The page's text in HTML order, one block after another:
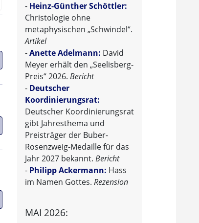
- Heinz-Günther Schöttler:
Christologie ohne
metaphysischen „Schwindel“.
Artikel
-Anette Adelmann: David
Meyer erhält den „Seelisberg-
Preis“ 2026. Bericht
- Deutscher
Koordinierungsrat:
Deutscher Koordinierungsrat
gibt Jahresthema und
Preisträger der Buber-
Rosenzweig-Medaille für das
Jahr 2027 bekannt. Bericht
- Philipp Ackermann: Hass
im Namen Gottes. Rezension
MAI 2026: